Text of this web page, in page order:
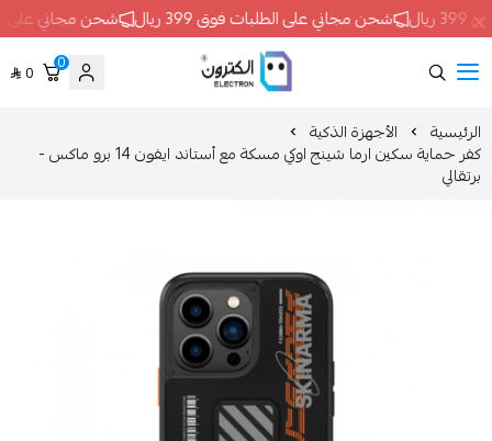
مجاني على الطلبات فوق 399 ريال شحن مجاني على الطلبات فوق 399 ريال
الأجهزة الذكية
كفر حماية سكين ارما شينج اوكي مسكة مع أستاند ايفون 14 برو ماكس -